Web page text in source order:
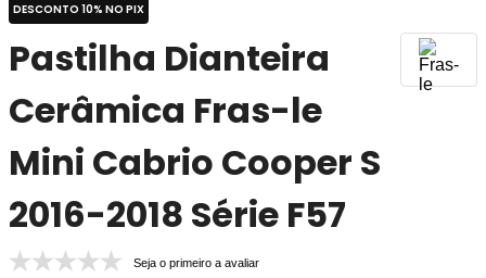
DESCONTO 10% NO PIX
Pastilha Dianteira
Cerâmica Fras-le
Mini Cabrio Cooper S
2016-2018 Série F57
Seja o primeiro a avaliar